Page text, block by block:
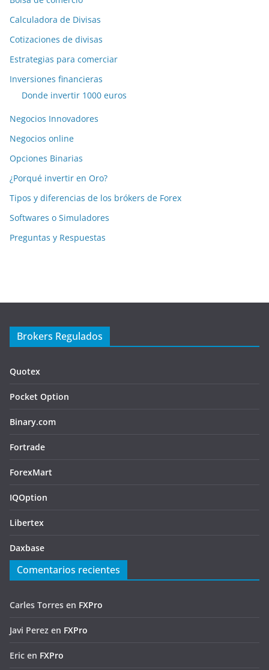
Calculadora de Divisas
Cotizaciones de divisas
Estrategias para comerciar
Inversiones financieras
Donde invertir 1000 euros
Negocios Innovadores
Negocios online
Opciones Binarias
¿Porqué invertir en Oro?
Tipos y diferencias de los brókers de Forex
Softwares o Simuladores
Preguntas y Respuestas
Brokers Regulados
Quotex
Pocket Option
Binary.com
Fortrade
ForexMart
IQOption
Libertex
Daxbase
Comentarios recientes
Carles Torres en FXPro
Javi Perez en FXPro
Eric en FXPro